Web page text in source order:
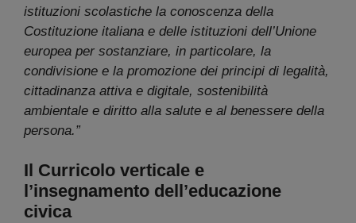
istituzioni scolastiche la conoscenza della
Costituzione italiana e delle istituzioni dell’Unione
europea per sostanziare, in particolare, la
condivisione e la promozione dei principi di legalità,
cittadinanza attiva e digitale, sostenibilità
ambientale e diritto alla salute e al benessere della
persona.”
Il Curricolo verticale e
l’insegnamento dell’educazione
civica